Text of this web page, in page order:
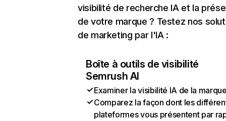
visibilité de recherche IA et la
de votre marque ? Testez nos
de marketing par l'IA :
Boîte à outils de visibilité
Semrush AI
Examiner la visibilité IA de la
Comparez la façon dont les
plateformes vous présentent par